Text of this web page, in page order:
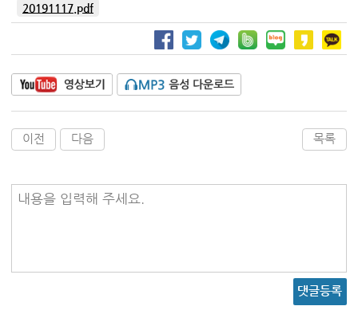
20191117.pdf
이전 다음 목록
내용을 입력해 주세요.
댓글등록